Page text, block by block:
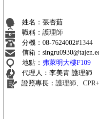
姓名：張杏茹
職稱： 護理師
分機： 08-7624002#1344
信箱：
地點： 弗萊明大樓F109
代理人：李美青 護理師
證照專長： 護理師、